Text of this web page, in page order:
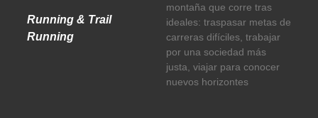
Running & Trail
Running
montaña que corre tras
ideales: traspasar metas de
carreras difíciles, trabajar
por una sociedad más
justa, viajar para conocer
nuevos horizontes